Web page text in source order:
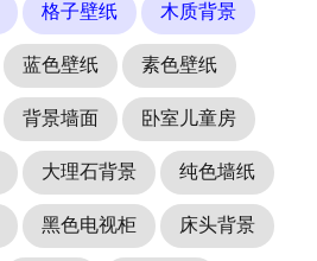
格子壁纸 木质背景
蓝色壁纸 素色壁纸
背景墙面 卧室儿童房
大理石背景 纯色墙纸
黑色电视柜 床头背景